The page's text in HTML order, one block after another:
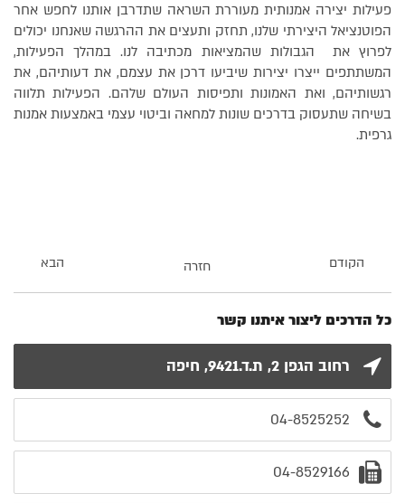
פעילות יצירה אמנותית מעוררת השראה שתדרבן אותנו לחפש אחר
הפוטנציאל היצירתי שלנו, תחזק ותעצים את ההרגשה שאנחנו יכולים
לפרוץ את הגבולות שהמציאות מכתיבה לנו. במהלך הפעילות,
המשתתפים ייצרו יצירות שיביעו דרכן את עצמם, את דעותיהם, את
רגשותיהם, ואת האמונות ותפיסות העולם שלהם. הפעילות תלווה
בשיחה שתעסוק בדרכים שונות למחאה וביטוי עצמי באמצעות אמנות
גרפית.
הקודם חזרה הבא
כל הדרכים ליצור איתנו קשר
רחוב הגפן 2, ת.ד.9421, חיפה
04-8525252
04-8529166